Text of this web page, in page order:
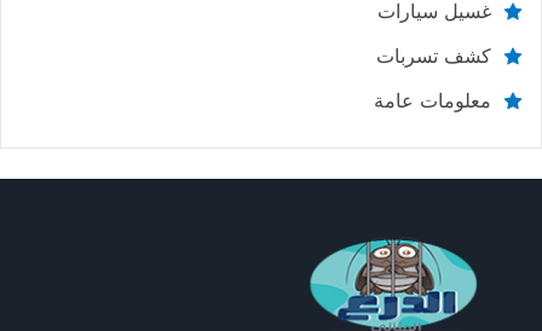
غسيل سيارات
كشف تسربات
معلومات عامة